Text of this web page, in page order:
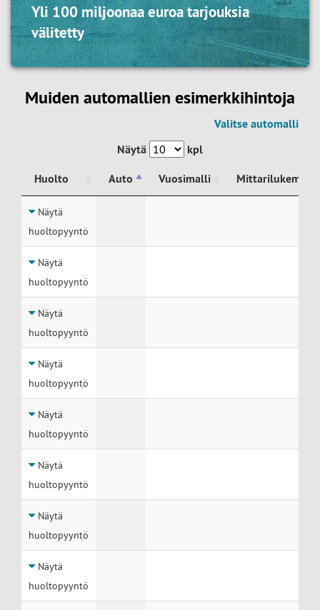
Yli 100 miljoonaa euroa tarjouksia
välitetty
Muiden automallien esimerkkihintoja
Valitse automalli
Näytä
kpl
Huolto
Auto Vuosimalli
Mittarilukema
Huolto
Näytä
huoltopyyntö
Näytä
huoltopyyntö
Näytä
huoltopyyntö
Näytä
huoltopyyntö
Näytä
huoltopyyntö
Näytä
huoltopyyntö
Näytä
huoltopyyntö
Näytä
huoltopyyntö